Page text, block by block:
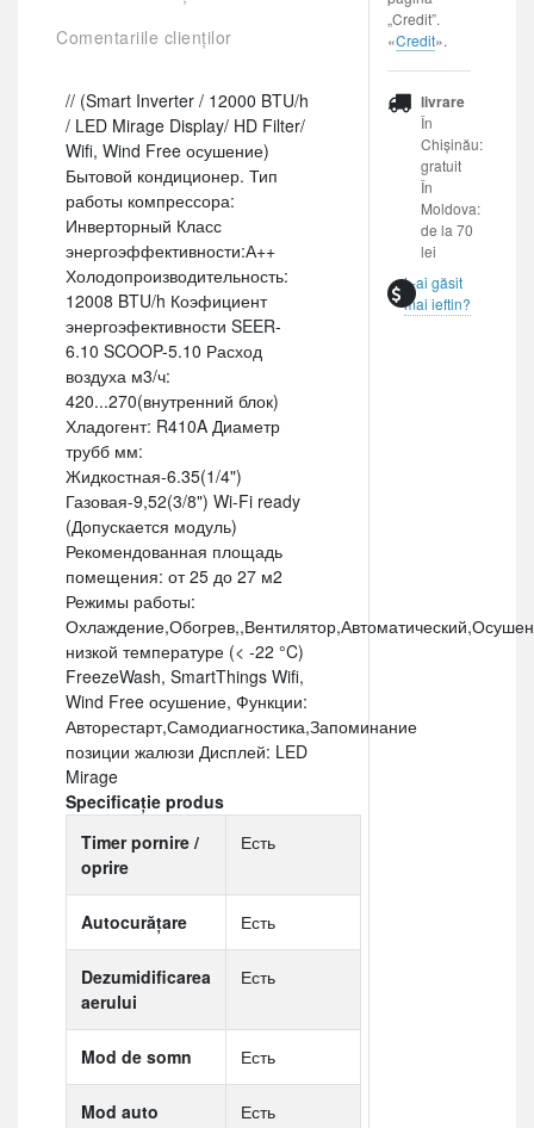
Comentariile clienților
// (Smart Inverter / 12000 BTU/h
/ LED Mirage Display/ HD Filter/
Wifi, Wind Free осушение)
Бытовой кондиционер. Тип
работы компрессора:
Инверторный Класс
энергоэффективности:А++
Холодопроизводительность:
12008 BTU/h Коэфициент
энергоэфективности SEER-
6.10 SCOOP-5.10 Расход
воздуха м3/ч:
420...270(внутренний блок)
Хладогент: R410A Диаметр
трубб мм:
Жидкостная-6.35(1/4")
Газовая-9,52(3/8") Wi-Fi ready
(Допускается модуль)
Рекомендованная площадь
помещения: от 25 до 27 м2
Режимы работы:
низкой температуре (< -22 °C)
FreezeWash, SmartThings Wifi,
Wind Free осушение, Функции:
Авторестарт,Самодиагностика,Запоминание
позиции жалюзи Дисплей: LED
Mirage
Specificație produs
Timer pornire /
oprire
Есть
Autocurățare Есть
Dezumidificarea
aerului
Есть
Mod de somn Есть
Mod auto Есть
„Credit”.
«Credit».
livrare
În
Chișinău:
gratuit
În
Moldova:
de la 70
lei
L-ai găsit
mai ieftin?